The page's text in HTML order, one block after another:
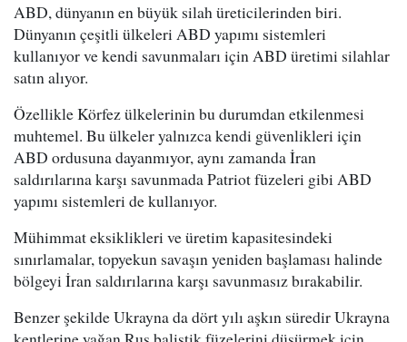
ABD, dünyanın en büyük silah üreticilerinden biri.
Dünyanın çeşitli ülkeleri ABD yapımı sistemleri
kullanıyor ve kendi savunmaları için ABD üretimi silahlar
satın alıyor.
Özellikle Körfez ülkelerinin bu durumdan etkilenmesi
muhtemel. Bu ülkeler yalnızca kendi güvenlikleri için
ABD ordusuna dayanmıyor, aynı zamanda İran
saldırılarına karşı savunmada Patriot füzeleri gibi ABD
yapımı sistemleri de kullanıyor.
Mühimmat eksiklikleri ve üretim kapasitesindeki
sınırlamalar, topyekun savaşın yeniden başlaması halinde
bölgeyi İran saldırılarına karşı savunmasız bırakabilir.
Benzer şekilde Ukrayna da dört yılı aşkın süredir Ukrayna